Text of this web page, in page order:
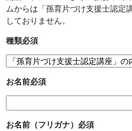
ムからは「孫育片づけ支援士認定
しておりません。
種類必須
お名前必須
お名前（フリガナ） 必須